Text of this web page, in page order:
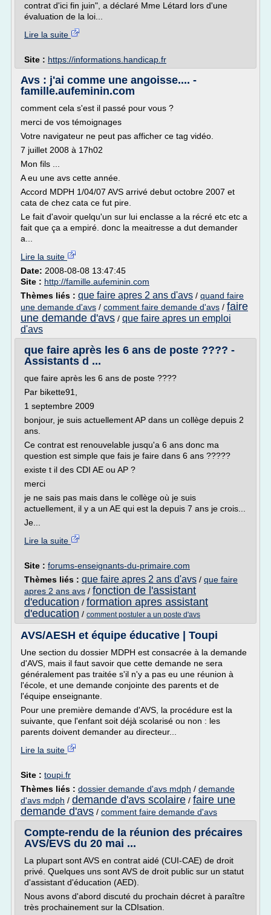
contrat d'ici fin juin", a déclaré Mme Létard lors d'une
évaluation de la loi...
Lire la suite
Site : https://informations.handicap.fr
Avs : j'ai comme une angoisse.... -
famille.aufeminin.com
comment cela s'est il passé pour vous ?
merci de vos témoignages
Votre navigateur ne peut pas afficher ce tag vidéo.
7 juillet 2008 à 17h02
Mon fils ...
A eu une avs cette année.
Accord MDPH 1/04/07 AVS arrivé debut octobre 2007 et
cata de chez cata ce fut pire.
Le fait d'avoir quelqu'un sur lui enclasse a la récré etc etc a
fait que ça a empiré. donc la meaitresse a dut demander
a...
Lire la suite
Date: 2008-08-08 13:47:45
Site : http://famille.aufeminin.com
Thèmes liés : que faire apres 2 ans d'avs / quand faire
une demande d'avs / comment faire demande d'avs / faire
une demande d'avs / que faire apres un emploi
d'avs
que faire après les 6 ans de poste ???? -
Assistants d ...
que faire après les 6 ans de poste ????
Par bikette91,
1 septembre 2009
bonjour, je suis actuellement AP dans un collège depuis 2
ans.
Ce contrat est renouvelable jusqu'a 6 ans donc ma
question est simple que fais je faire dans 6 ans ?????
existe t il des CDI AE ou AP ?
merci
je ne sais pas mais dans le collège où je suis
actuellement, il y a un AE qui est la depuis 7 ans je crois...
Je...
Lire la suite
Site : forums-enseignants-du-primaire.com
Thèmes liés : que faire apres 2 ans d'avs / que faire
apres 2 ans avs / fonction de l'assistant
d'education / formation apres assistant
d'education / comment postuler a un poste d'avs
AVS/AESH et équipe éducative | Toupi
Une section du dossier MDPH est consacrée à la demande
d'AVS, mais il faut savoir que cette demande ne sera
généralement pas traitée s'il n'y a pas eu une réunion à
l'école, et une demande conjointe des parents et de
l'équipe enseignante.
Pour une première demande d'AVS, la procédure est la
suivante, que l'enfant soit déjà scolarisé ou non : les
parents doivent demander au directeur...
Lire la suite
Site : toupi.fr
Thèmes liés : dossier demande d'avs mdph / demande
d'avs mdph / demande d'avs scolaire / faire une
demande d'avs / comment faire demande d'avs
Compte-rendu de la réunion des précaires
AVS/EVS du 20 mai ...
La plupart sont AVS en contrat aidé (CUI-CAE) de droit
privé. Quelques uns sont AVS de droit public sur un statut
d'assistant d'éducation (AED).
Nous avons d'abord discuté du prochain décret à paraître
très prochainement sur la CDIsation.